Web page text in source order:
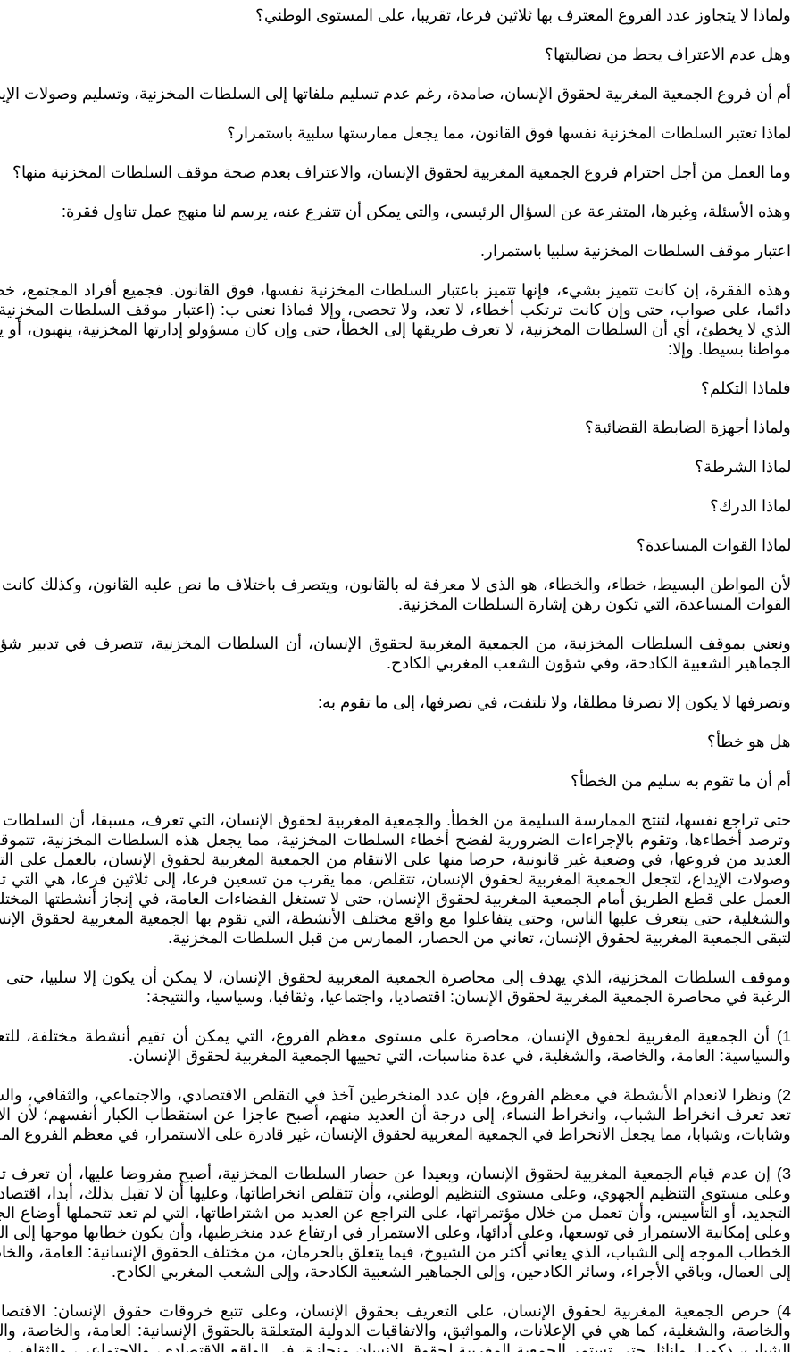
ولماذا لا يتجاوز عدد الفروع المعترف بها ثلاثين فرعا، تقريبا، على المستوى الوطني؟
وهل عدم الاعتراف يحط من نضاليتها؟
أم أن فروع الجمعية المغربية لحقوق الإنسان، صامدة، رغم عدم تسليم ملفاتها إلى السلطات المخزنية، وتسليم وصولات
لماذا تعتبر السلطات المخزنية نفسها فوق القانون، مما يجعل ممارستها سلبية باستمرار؟
وما العمل من أجل احترام فروع الجمعية المغربية لحقوق الإنسان، والاعتراف بعدم صحة موقف السلطات المخزنية منها؟
وهذه الأسئلة، وغيرها، المتفرعة عن السؤال الرئيسي، والتي يمكن أن تتفرع عنه، يرسم لنا منهج عمل تناول فقرة:
اعتبار موقف السلطات المخزنية سلبيا باستمرار.
وهذه الفقرة، إن كانت تتميز بشيء، فإنها تتميز باعتبار السلطات المخزنية نفسها، فوق القانون. فجميع أفراد
دائما، على صواب، حتى وإن كانت ترتكب أخطاء، لا تعد، ولا تحصى، وإلا فماذا نعنى ب: (اعتبار موقف السلطات
الذي لا يخطئ، أي أن السلطات المخزنية، لا تعرف طريقها إلى الخطأ، حتى وإن كان مسؤولو إدارتها المخزنية، ينهبون، أو
مواطنا بسيطا. وإلا:
فلماذا التكلم؟
ولماذا أجهزة الضابطة القضائية؟
لماذا الشرطة؟
لماذا الدرك؟
لماذا القوات المساعدة؟
لأن المواطن البسيط، خطاء، والخطاء، هو الذي لا معرفة له بالقانون، ويتصرف باختلاف ما نص عليه القانون، وكذلك
القوات المساعدة، التي تكون رهن إشارة السلطات المخزنية.
ونعني بموقف السلطات المخزنية، من الجمعية المغربية لحقوق الإنسان، أن السلطات المخزنية، تتصرف في تدبير
الجماهير الشعبية الكادحة، وفي شؤون الشعب المغربي الكادح.
وتصرفها لا يكون إلا تصرفا مطلقا، ولا تلتفت، في تصرفها، إلى ما تقوم به:
هل هو خطأ؟
أم أن ما تقوم به سليم من الخطأ؟
حتى تراجع نفسها، لتنتج الممارسة السليمة من الخطأ. والجمعية المغربية لحقوق الإنسان، التي تعرف، مسبقا، أن
وترصد أخطاءها، وتقوم بالإجراءات الضرورية لفضح أخطاء السلطات المخزنية، مما يجعل هذه السلطات المخزنية،
العديد من فروعها، في وضعية غير قانونية، حرصا منها على الانتقام من الجمعية المغربية لحقوق الإنسان، بالعمل على
وصولات الإيداع، لتجعل الجمعية المغربية لحقوق الإنسان، تتقلص، مما يقرب من تسعين فرعا، إلى ثلاثين فرعا، هي
العمل على قطع الطريق أمام الجمعية المغربية لحقوق الإنسان، حتى لا تستغل الفضاءات العامة، في إنجاز أنشطتها
والشغلية، حتى يتعرف عليها الناس، وحتى يتفاعلوا مع واقع مختلف الأنشطة، التي تقوم بها الجمعية المغربية لحقوق
لتبقى الجمعية المغربية لحقوق الإنسان، تعاني من الحصار، الممارس من قبل السلطات المخزنية.
وموقف السلطات المخزنية، الذي يهدف إلى محاصرة الجمعية المغربية لحقوق الإنسان، لا يمكن أن يكون إلا سلبيا، حتى
الرغبة في محاصرة الجمعية المغربية لحقوق الإنسان: اقتصاديا، واجتماعيا، وثقافيا، وسياسيا، والنتيجة:
1) أن الجمعية المغربية لحقوق الإنسان، محاصرة على مستوى معظم الفروع، التي يمكن أن تقيم أنشطة مختلفة،
والسياسية: العامة، والخاصة، والشغلية، في عدة مناسبات، التي تحييها الجمعية المغربية لحقوق الإنسان.
2) ونظرا لانعدام الأنشطة في معظم الفروع، فإن عدد المنخرطين آخذ في التقلص الاقتصادي، والاجتماعي، والثقافي،
تعد تعرف انخراط الشباب، وانخراط النساء، إلى درجة أن العديد منهم، أصبح عاجزا عن استقطاب الكبار أنفسهم؛ لأن
وشابات، وشبابا، مما يجعل الانخراط في الجمعية المغربية لحقوق الإنسان، غير قادرة على الاستمرار، في معظم الفروع
3) إن عدم قيام الجمعية المغربية لحقوق الإنسان، وبعيدا عن حصار السلطات المخزنية، أصبح مفروضا عليها، أن
وعلى مستوى التنظيم الجهوي، وعلى مستوى التنظيم الوطني، وأن تتقلص انخراطاتها، وعليها أن لا تقبل بذلك، أبدا،
التجديد، أو التأسيس، وأن تعمل من خلال مؤتمراتها، على التراجع عن العديد من اشتراطاتها، التي لم تعد تتحملها أوضاع
وعلى إمكانية الاستمرار في توسعها، وعلى أدائها، وعلى الاستمرار في ارتفاع عدد منخرطيها، وأن يكون خطابها موجها إلى
الخطاب الموجه إلى الشباب، الذي يعاني أكثر من الشيوخ، فيما يتعلق بالحرمان، من مختلف الحقوق الإنسانية: العامة،
إلى العمال، وباقي الأجراء، وسائر الكادحين، وإلى الجماهير الشعبية الكادحة، وإلى الشعب المغربي الكادح.
4) حرص الجمعية المغربية لحقوق الإنسان، على التعريف بحقوق الإنسان، وعلى تتبع خروقات حقوق الإنسان: الاقتصادية،
والخاصة، والشغلية، كما هي في الإعلانات، والمواثيق، والاتفاقيات الدولية المتعلقة بالحقوق الإنسانية: العامة،